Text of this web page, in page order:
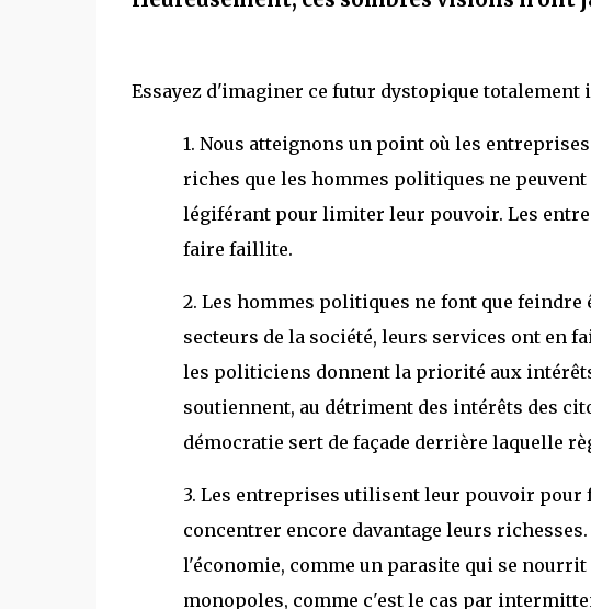
Essayez d'imaginer ce futur dystopique totalement
1. Nous atteignons un point où les
riches que les hommes politiques ne
légiférant pour limiter leur pouvoir. Les
faire faillite.
2. Les hommes politiques ne font que
secteurs de la société, leurs services ont en
les politiciens donnent la priorité aux
soutiennent, au détriment des intérêts des
démocratie sert de façade derrière laquelle
3. Les entreprises utilisent leur pouvoir pour
concentrer encore davantage leurs
l'économie, comme un parasite qui se
monopoles, comme c'est le cas par